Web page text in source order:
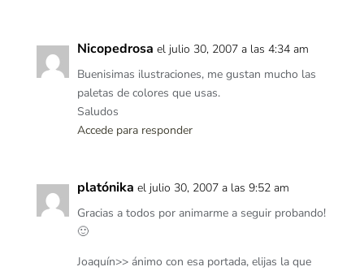
Nicopedrosa el julio 30, 2007 a las 4:34 am
Buenisimas ilustraciones, me gustan mucho las
paletas de colores que usas.
Saludos
Accede para responder
platónika el julio 30, 2007 a las 9:52 am
Gracias a todos por animarme a seguir probando!
🙂
Joaquín>> ánimo con esa portada, elijas la que